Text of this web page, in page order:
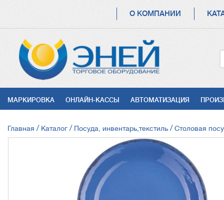
НАВИГАЦИЯ
О КОМПАНИИ
УСЛУГИ
МАРКИРОВКА ОНЛАЙН-КАССЫ АВТОМАТИЗАЦИЯ
СТРОКА
НАВИГАЦИИ
Главная Каталог Посуда, инвентарь,текстиль Столовая